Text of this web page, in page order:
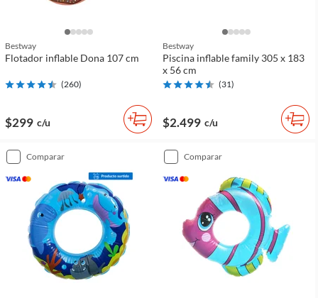
Bestway
Flotador inflable Dona 107 cm
(260)
$299 c/u
Bestway
Piscina inflable family 305 x 183
x 56 cm
(31)
$2.499 c/u
comparar comparar